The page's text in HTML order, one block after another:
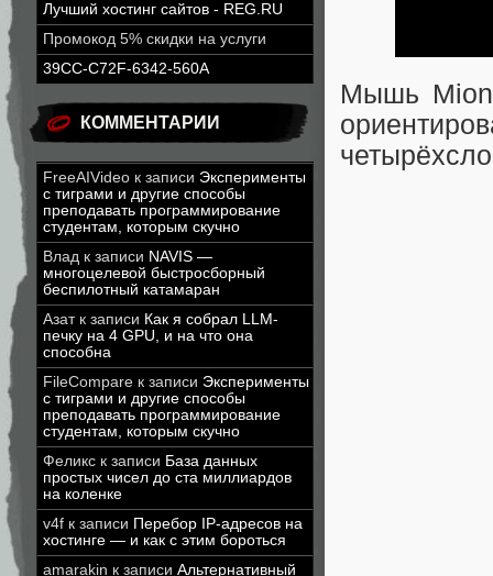
Лучший хостинг сайтов - REG.RU
Промокод 5% скидки на услуги
39CC-C72F-6342-560A
КОММЕНТАРИИ
FreeAIVideo к записи Эксперименты
с тиграми и другие способы
преподавать программирование
студентам, которым скучно
Влад к записи NAVIS —
многоцелевой быстросборный
беспилотный катамаран
Азатк записи Как я собрал LLM-
печку на 4 GPU, и на что она
способна
FileCompare к записи Эксперименты
с тиграми и другие способы
преподавать программирование
студентам, которым скучно
Феликс к записи База данных
простых чисел до ста миллиардов
на коленке
v4f к записи Перебор IP-адресов на
хостинге — и как с этим бороться
amarakin к записи Альтернативный
Мышь